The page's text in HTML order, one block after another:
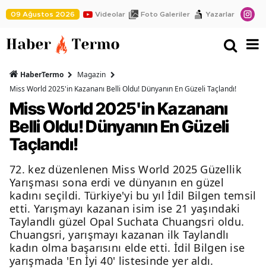
09 Ağustos 2026 Videolar Foto Galeriler Yazarlar
HaberTermo
Magazin
Miss World 2025'in Kazananı Belli Oldu! Dünyanın En Güzeli Taçlandı!
Miss World 2025'in Kazananı
Belli Oldu! Dünyanın En Güzeli
Taçlandı!
72. kez düzenlenen Miss World 2025 Güzellik
Yarışması sona erdi ve dünyanın en güzel
kadını seçildi. Türkiye'yi bu yıl İdil Bilgen temsil
etti. Yarışmayı kazanan isim ise 21 yaşındaki
Taylandlı güzel Opal Suchata Chuangsri oldu.
Chuangsri, yarışmayı kazanan ilk Taylandlı
kadın olma başarısını elde etti. İdil Bilgen ise
yarışmada 'En İyi 40' listesinde yer aldı.